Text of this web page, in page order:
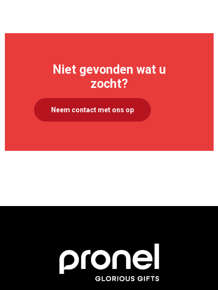
Niet gevonden wat u
zocht?
Neem contact met ons op